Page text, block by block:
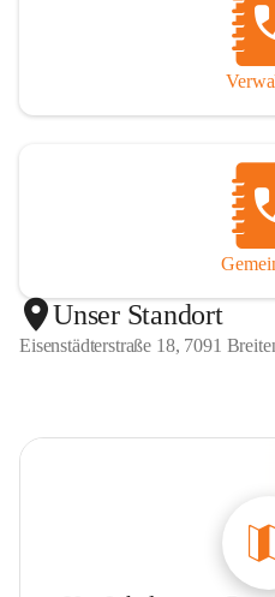
Unser Standort
Eisenstädterstraße 18, 7091